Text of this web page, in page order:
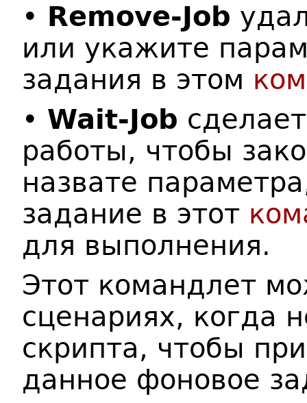
• Remove-Job
или укажите
задания в этом
• Wait-Job
работы, чтобы
назвате
задание в этот
для выполнения.
Этот командлет
сценариях, когда
скрипта, чтобы
данное фоновое